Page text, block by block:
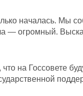
началась. Мы
— огромный.
на Госсовете